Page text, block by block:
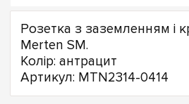
Розетка з заземленням і
Merten SM.
Колір: антрацит
Артикул: MTN2314-0414